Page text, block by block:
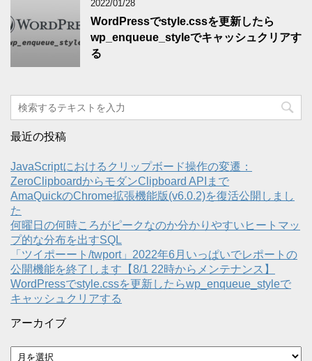
2022/01/28
WordPressでstyle.cssを更新したら
wp_enqueue_styleでキャッシュクリアす
る
最近の投稿
JavaScriptにおけるクリップボード操作の変遷：
ZeroClipboardからモダンClipboard APIまで
AmaQuickのChrome拡張機能版(v6.0.2)を復活公開しまし
た
何曜日の何時ころがピークなのか分かりやすいヒートマッ
プ的な分布を出すSQL
「ツイポーート/twport」2022年6月いっぱいでレポートの
公開機能を終了します【8/1 22時からメンテナンス】
WordPressでstyle.cssを更新したらwp_enqueue_styleで
キャッシュクリアする
アーカイブ
ア